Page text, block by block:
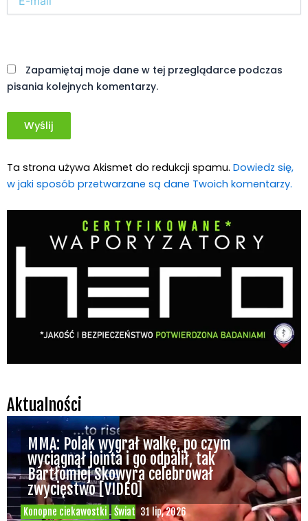
mail*
Zapamiętaj moje dane w tej przeglądarce podczas
pisania kolejnych komentarzy.
Ta strona używa Akismet do redukcji spamu. Dowiedz się,
w jaki sposób przetwarzane są dane Twoich komentarzy.
Aktualności
Konopne ciekawostki
Świat 31 lip, 2026
MMA: Polak wygrał walkę, po czym
wyciągnął jointa i go odpalił, tak
Bartłomiej Skowyra celebrował
zwycięstwo [VIDEO]